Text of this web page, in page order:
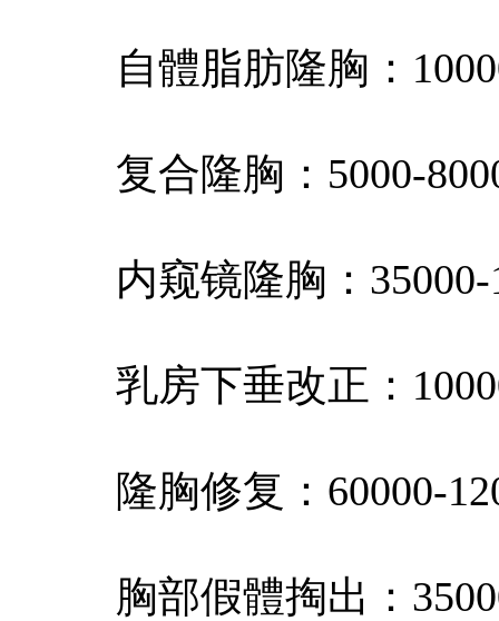
自體脂肪隆胸：
复合隆胸：5000-
内窥镜隆胸：35000-
乳房下垂改正：
隆胸修复：60000-
胸部假體掏出：